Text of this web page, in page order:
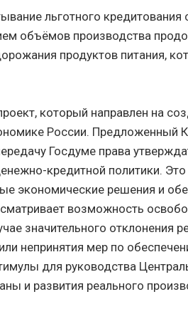
льготного
объёмов производства
продуктов питания,
который направлен на
России. Предложенный
Госдуме права
кредитной политики.
экономические решения и
возможность
значительного отклонения
непринятия мер по
для руководства
и развития реального